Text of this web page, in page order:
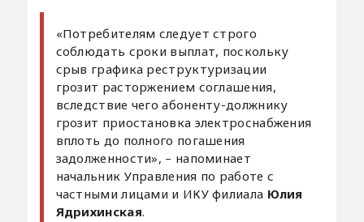
«Потребителям следует строго
соблюдать сроки выплат, поскольку
срыв графика реструктуризации
грозит расторжением соглашения,
вследствие чего абоненту-должнику
грозит приостановка электроснабжения
вплоть до полного погашения
задолженности», – напоминает
начальник Управления по работе с
частными лицами и ИКУ филиала Юлия
Ядрихинская.